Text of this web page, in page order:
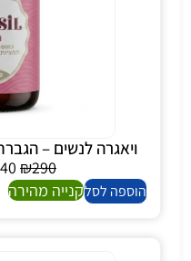
ויאגרה לנשים –
₪290
הוספה לסלקנייה מהירה